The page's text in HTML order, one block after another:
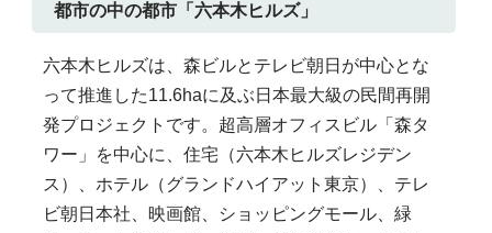
都市の中の都市「六本木ヒルズ」
六本木ヒルズは、森ビルとテレビ朝日が中心とな
って推進した11.6haに及ぶ日本最大級の民間再開
発プロジェクトです。超高層オフィスビル「森タ
ワー」を中心に、住宅（六本木ヒルズレジデン
ス）、ホテル（グランドハイアット東京）、テレ
ビ朝日本社、映画館、ショッピングモール、緑